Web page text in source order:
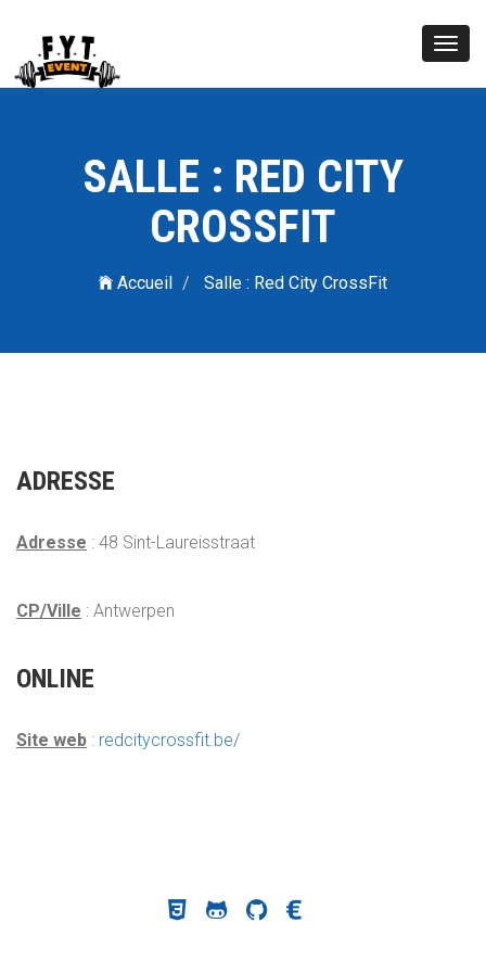
SALLE : RED CITY
CROSSFIT
Accueil Salle : Red City CrossFit
ADRESSE
Adresse : 48 Sint-Laureisstraat
CP/Ville : Antwerpen
ONLINE
Site web : redcitycrossfit.be/